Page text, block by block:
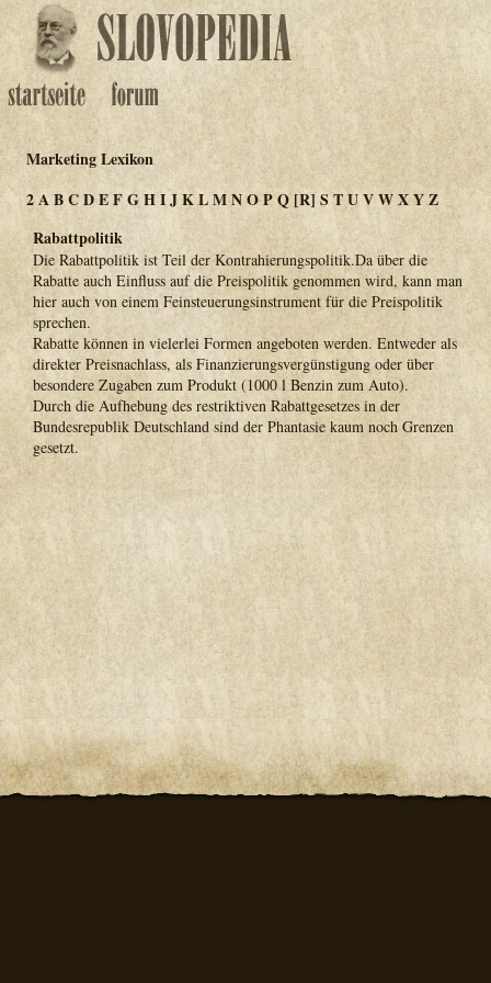
Marketing Lexikon
2ABCDEFGHIJKLMNOPQ[R]STUVWXYZ
Rabattpolitik
Die Rabattpolitik ist Teil der Kontrahierungspolitik.Da über die
Rabatte auch Einfluss auf die Preispolitik genommen wird, kann man
hier auch von einem Feinsteuerungsinstrument für die Preispolitik
sprechen.
Rabatte können in vielerlei Formen angeboten werden. Entweder als
direkter Preisnachlass, als Finanzierungsvergünstigung oder über
besondere Zugaben zum Produkt (1000 l Benzin zum Auto).
Durch die Aufhebung des restriktiven Rabattgesetzes in der
Bundesrepublik Deutschland sind der Phantasie kaum noch Grenzen
gesetzt.